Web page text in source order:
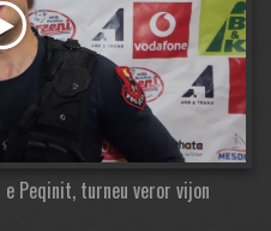
Peqinit, turneu veror vijon